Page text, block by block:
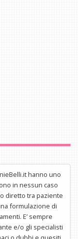
hanno uno
in nessun caso
diretto tra paziente
formulazione di
E’ sempre
e/o gli specialisti